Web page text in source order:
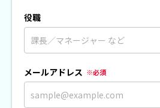
役職
メールアドレス